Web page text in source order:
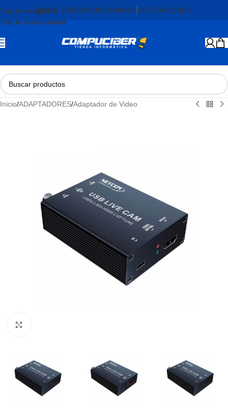
Skip to navigation
Skip to main content
PROD. REACONDICIONADOSCOTIZACIONES
Inicio/ADAPTADORES/Adaptador de Video